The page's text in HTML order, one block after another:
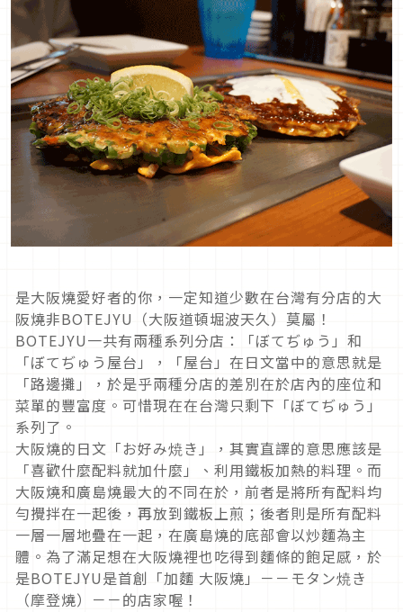
是大阪燒愛好者的你，一定知道少數在台灣有分店的大
阪燒非BOTEJYU（大阪道頓堀波天久）莫屬！
BOTEJYU一共有兩種系列分店：「ぼてぢゅう」和
「ぼてぢゅう屋台」，「屋台」在日文當中的意思就是
「路邊攤」，於是乎兩種分店的差別在於店內的座位和
菜單的豐富度。可惜現在在台灣只剩下「ぼてぢゅう」
系列了。
大阪燒的日文「お好み焼き」，其實直譯的意思應該是
「喜歡什麼配料就加什麼」、利用鐵板加熱的料理。而
大阪燒和廣島燒最大的不同在於，前者是將所有配料均
勻攪拌在一起後，再放到鐵板上煎；後者則是所有配料
一層一層地疊在一起，在廣島燒的底部會以炒麵為主
體。為了滿足想在大阪燒裡也吃得到麵條的飽足感，於
是BOTEJYU是首創「加麵 大阪燒」－－モタン焼き
（摩登燒）－－的店家喔！